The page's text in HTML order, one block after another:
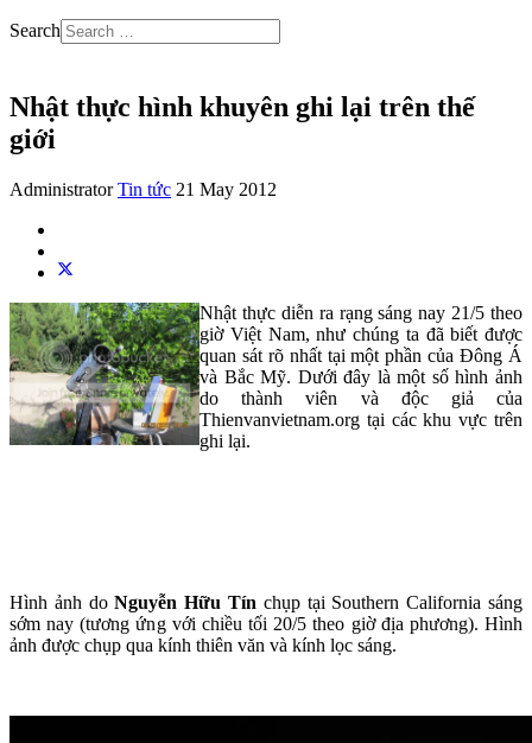
Search
Nhật thực hình khuyên ghi lại trên thế
giới
Administrator Tin tức 21 May 2012
Nhật thực diễn ra rạng sáng nay 21/5 theo
giờ Việt Nam, như chúng ta đã biết được
quan sát rõ nhất tại một phần của Đông Á
và Bắc Mỹ. Dưới đây là một số hình ảnh
do thành viên và độc giả của
Thienvanvietnam.org tại các khu vực trên
ghi lại.
Hình ảnh doNguyễn Hữu Tín chụp tại Southern California sáng
sớm nay (tương ứng với chiều tối 20/5 theo giờ địa phương). Hình
ảnh được chụp qua kính thiên văn và kính lọc sáng.